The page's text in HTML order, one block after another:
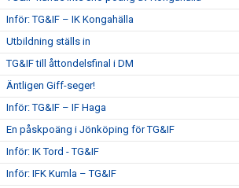
Inför: TG&IF – IK Kongahälla
Utbildning ställs in
TG&IF till åttondelsfinal i DM
Äntligen Giff-seger!
Inför: TG&IF – IF Haga
En påskpoäng i Jönköping för TG&IF
Inför: IK Tord - TG&IF
Inför: IFK Kumla – TG&IF